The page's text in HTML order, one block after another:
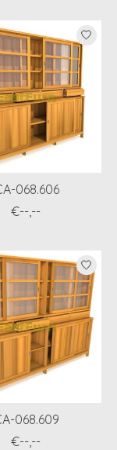
068.606
€--,--
068.609
€--,--